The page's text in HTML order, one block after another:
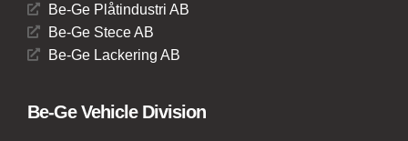
Be-Ge Plåtindustri AB
Be-Ge Stece AB
Be-Ge Lackering AB
Be-Ge Vehicle Division